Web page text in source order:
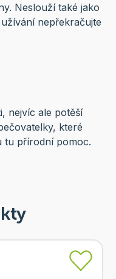
Neslouží také jako
nepřekračujte
nejvíc ale potěší
které
tu přírodní pomoc.